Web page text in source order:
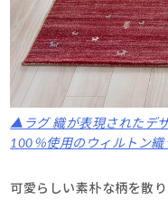
▲ラグ 織が表現されたデ
100％使用のウィルトン
可愛らしい素朴な柄を散